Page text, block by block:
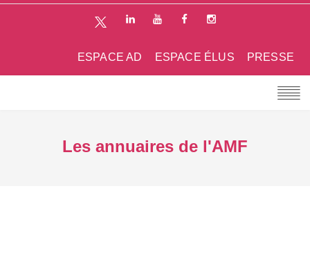
PRESSE
ESPACE ÉLUS
ESPACE AD
Les annuaires de l'AMF